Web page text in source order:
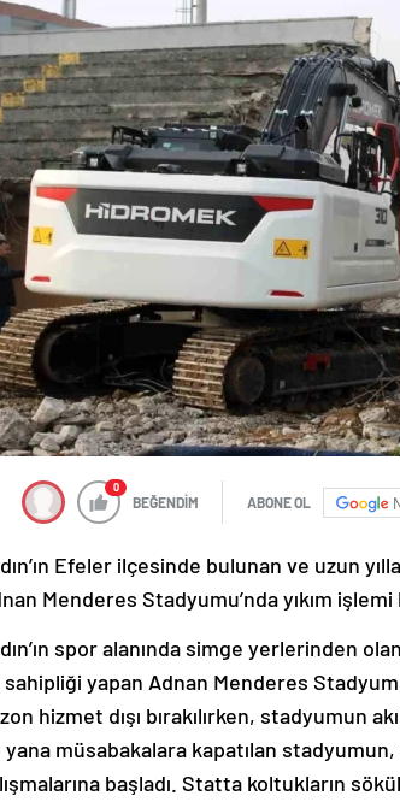
0
BEĞENDİM ABONE OL
Efeler ilçesinde bulunan ve uzun
Menderes Stadyumu’nda yıkım
spor alanında simge yerlerinden
sahipliği yapan Adnan Menderes
hizmet dışı bırakılırken, stadyumun
yana müsabakalara kapatılan
başladı. Statta koltukların